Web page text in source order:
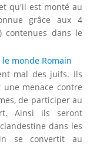
qu'il est monté au
grâce aux 4
contenues dans le
monde Romain
mal des juifs. Ils
menace contre
de participer au
Ainsi ils seront
dans les
se convertit au